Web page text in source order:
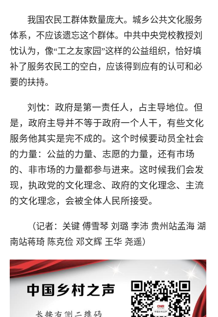
我国农民工群体数量庞大。城乡公共文化服务
体系，不应该遗忘这个群体。中共中央党校教授刘
忱认为，像“工之友家园”这样的公益组织，恰好填
补了服务农民工的空白，应该得到应有的认可和必
要的扶持。
刘忱：政府是第一责任人，占主导地位。但
是，政府主导并不等于政府一个人干，有些文化
服务他其实是完不成的。这个时候要动员全社会
的力量：公益的力量、志愿的力量，还有市场
的、非市场的力量都参与进来。这时候我们会发
现，执政党的文化理念、政府的文化理念、主流
的文化理念，会被全体人民所接受。
（记者：关键 傅雪琴 刘璐 李沛 贵州站孟海 湖
南站蒋琦 陈克俭 邓文辉 王华 尧遥）